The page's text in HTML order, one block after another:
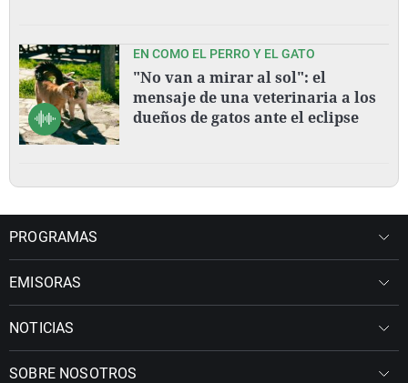
EN COMO EL PERRO Y EL GATO
"No van a mirar al sol": el
mensaje de una veterinaria a los
dueños de gatos ante el eclipse
PROGRAMAS
EMISORAS
NOTICIAS
SOBRE NOSOTROS